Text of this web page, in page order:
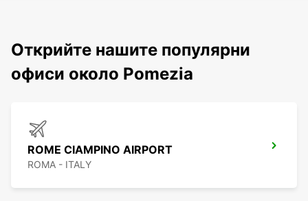
Открийте нашите популярни
офиси около Pomezia
ROME CIAMPINO AIRPORT
ROMA - ITALY